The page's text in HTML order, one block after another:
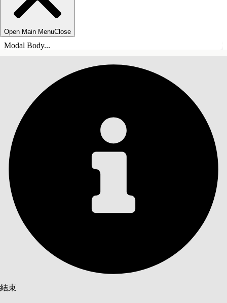
Open Main MenuClose
Modal Body...
結束
目錄